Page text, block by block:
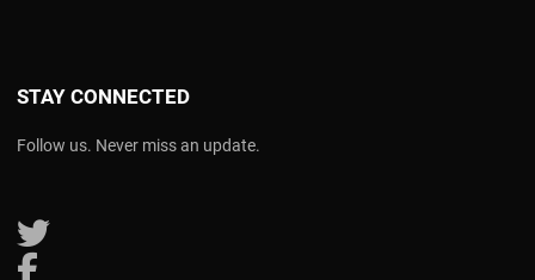
STAY CONNECTED
Follow us. Never miss an update.
Follow us on Twitter